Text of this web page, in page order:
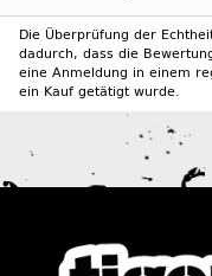
Die Überprüfung der
dadurch, dass die
eine Anmeldung in einem
ein Kauf getätigt wurde.